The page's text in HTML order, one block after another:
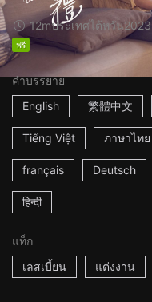
12mประเทศไต้หวัน2023
ฟรี
คำบรรยาย
English
繁體中文
Tiếng Việt ภาษาไทย
français Deutsch
हिन्दी
แท็ก
เลสเบี้ยน
แต่งงาน